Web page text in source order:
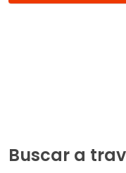
Buscar a